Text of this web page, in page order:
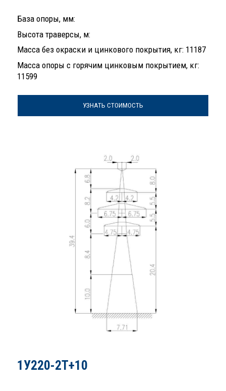
База опоры, мм:
Высота траверсы, м:
Масса без окраски и цинкового покрытия, кг: 11187
Масса опоры с горячим цинковым покрытием, кг:
11599
УЗНАТЬ СТОИМОСТЬ
1У220-2Т+10